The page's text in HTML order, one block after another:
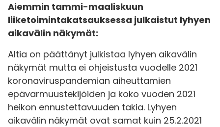
Aiemmin tammi-maaliskuun
liiketoimintakatsauksessa julkaistut lyhyen
aikavälin näkymät:
Altia on päättänyt julkistaa lyhyen aikavälin
näkymät mutta ei ohjeistusta vuodelle 2021
koronaviruspandemian aiheuttamien
epävarmuustekijöiden ja koko vuoden 2021
heikon ennustettavuuden takia. Lyhyen
aikavälin näkymät ovat samat kuin 25.2.2021